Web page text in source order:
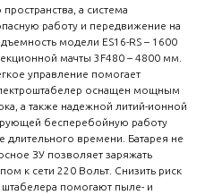
а система
работу и передвижение на
модели ES16-RS – 1600
мачты 3F480 – 4800 мм.
управление помогает
оснащен мощным
а также надежной литий-ионной
бесперебойную работу
длительного времени. Батарея не
ЗУ позволяет заряжать
к сети 220 Вольт. Снизить риск
помогают пыле- и